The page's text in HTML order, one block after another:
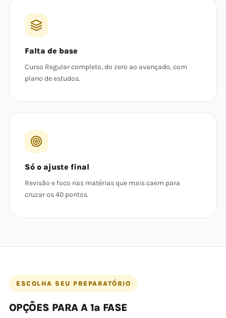
Falta de base
Curso Regular completo, do zero ao avançado, com
plano de estudos.
Só o ajuste final
Revisão e foco nas matérias que mais caem para
cruzar os 40 pontos.
ESCOLHA SEU PREPARATÓRIO
OPÇÕES PARA A 1ª FASE